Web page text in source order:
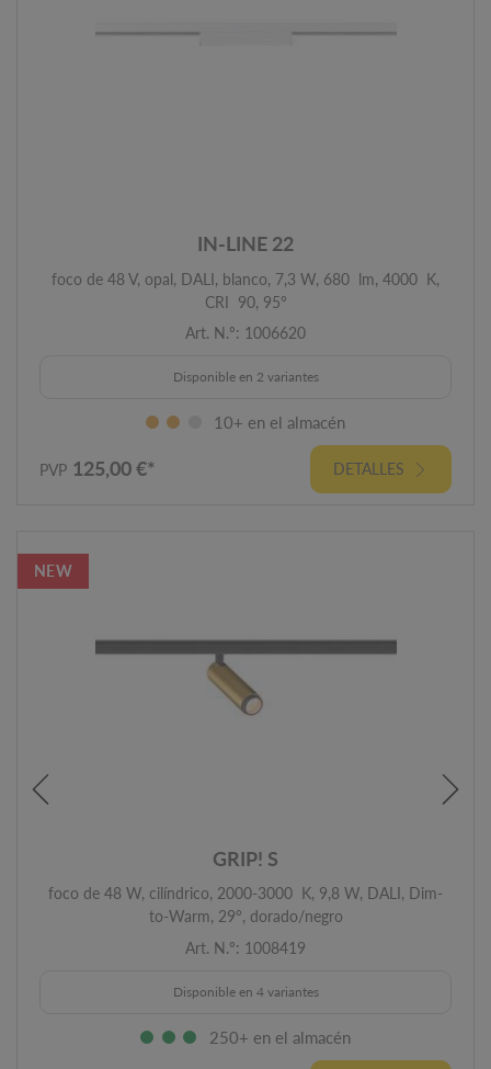
IN-LINE 22
foco de 48 V, opal, DALI, blanco, 7,3 W, 680 lm, 4000 K,
CRI 90, 95°
Art. N.º: 1006620
Disponible en 2 variantes
10+ en el almacén
PVP 125,00 €* DETALLES
NEW
GRIP! S
foco de 48 W, cilíndrico, 2000-3000 K, 9,8 W, DALI, Dim-
to-Warm, 29°, dorado/negro
Art. N.º: 1008419
Disponible en 4 variantes
250+ en el almacén